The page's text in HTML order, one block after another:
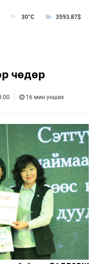
30°C 3593.87$
чөдөр
16 мин унших